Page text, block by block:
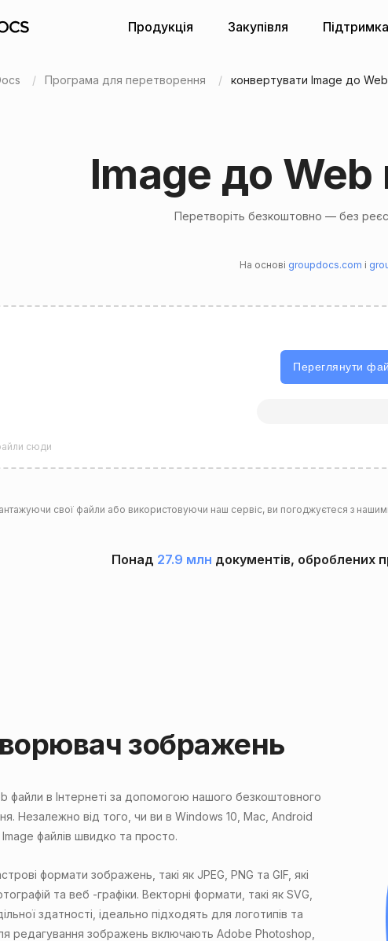
Продукція Закупівля Підтримка
Програма для перетворення конвертувати Image до Web
Image до Web
Перетворіть безкоштовно — без
На основі groupdocs.com і
Переглянути
сюди
свої файли або використовуючи наш сервіс, ви погоджуєтеся з
Понад 27.9 млн документів, оброблених
зображень
файли в Інтернеті за допомогою нашого безкоштовного
Незалежно від того, чи ви в Windows 10, Mac, Android
файлів швидко та просто.
формати зображень, такі як JPEG, PNG та GIF, які
та веб -графіки. Векторні формати, такі як SVG,
здатності, ідеально підходять для логотипів та
редагування зображень включають Adobe Photoshop,